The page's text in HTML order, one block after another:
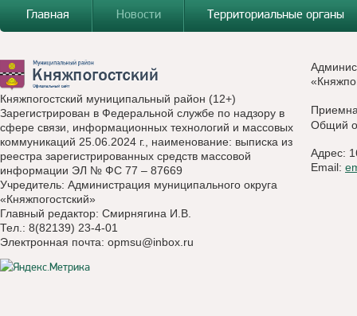
Главная
Новости Территориальные органы
Княжпогостский муниципальный район (12+)
Зарегистрирован в Федеральной службе по надзору в
сфере связи, информационных технологий и массовых
коммуникаций 25.06.2024 г., наименование: выписка из
реестра зарегистрированных средств массовой
информации ЭЛ № ФС 77 – 87669
Учредитель: Администрация муниципального округа
«Княжпогостский»
Главный редактор: Смирнягина И.В.
Тел.: 8(82139) 23-4-01
Электронная почта: opmsu@inbox.ru
Общий
Адрес:
Email: